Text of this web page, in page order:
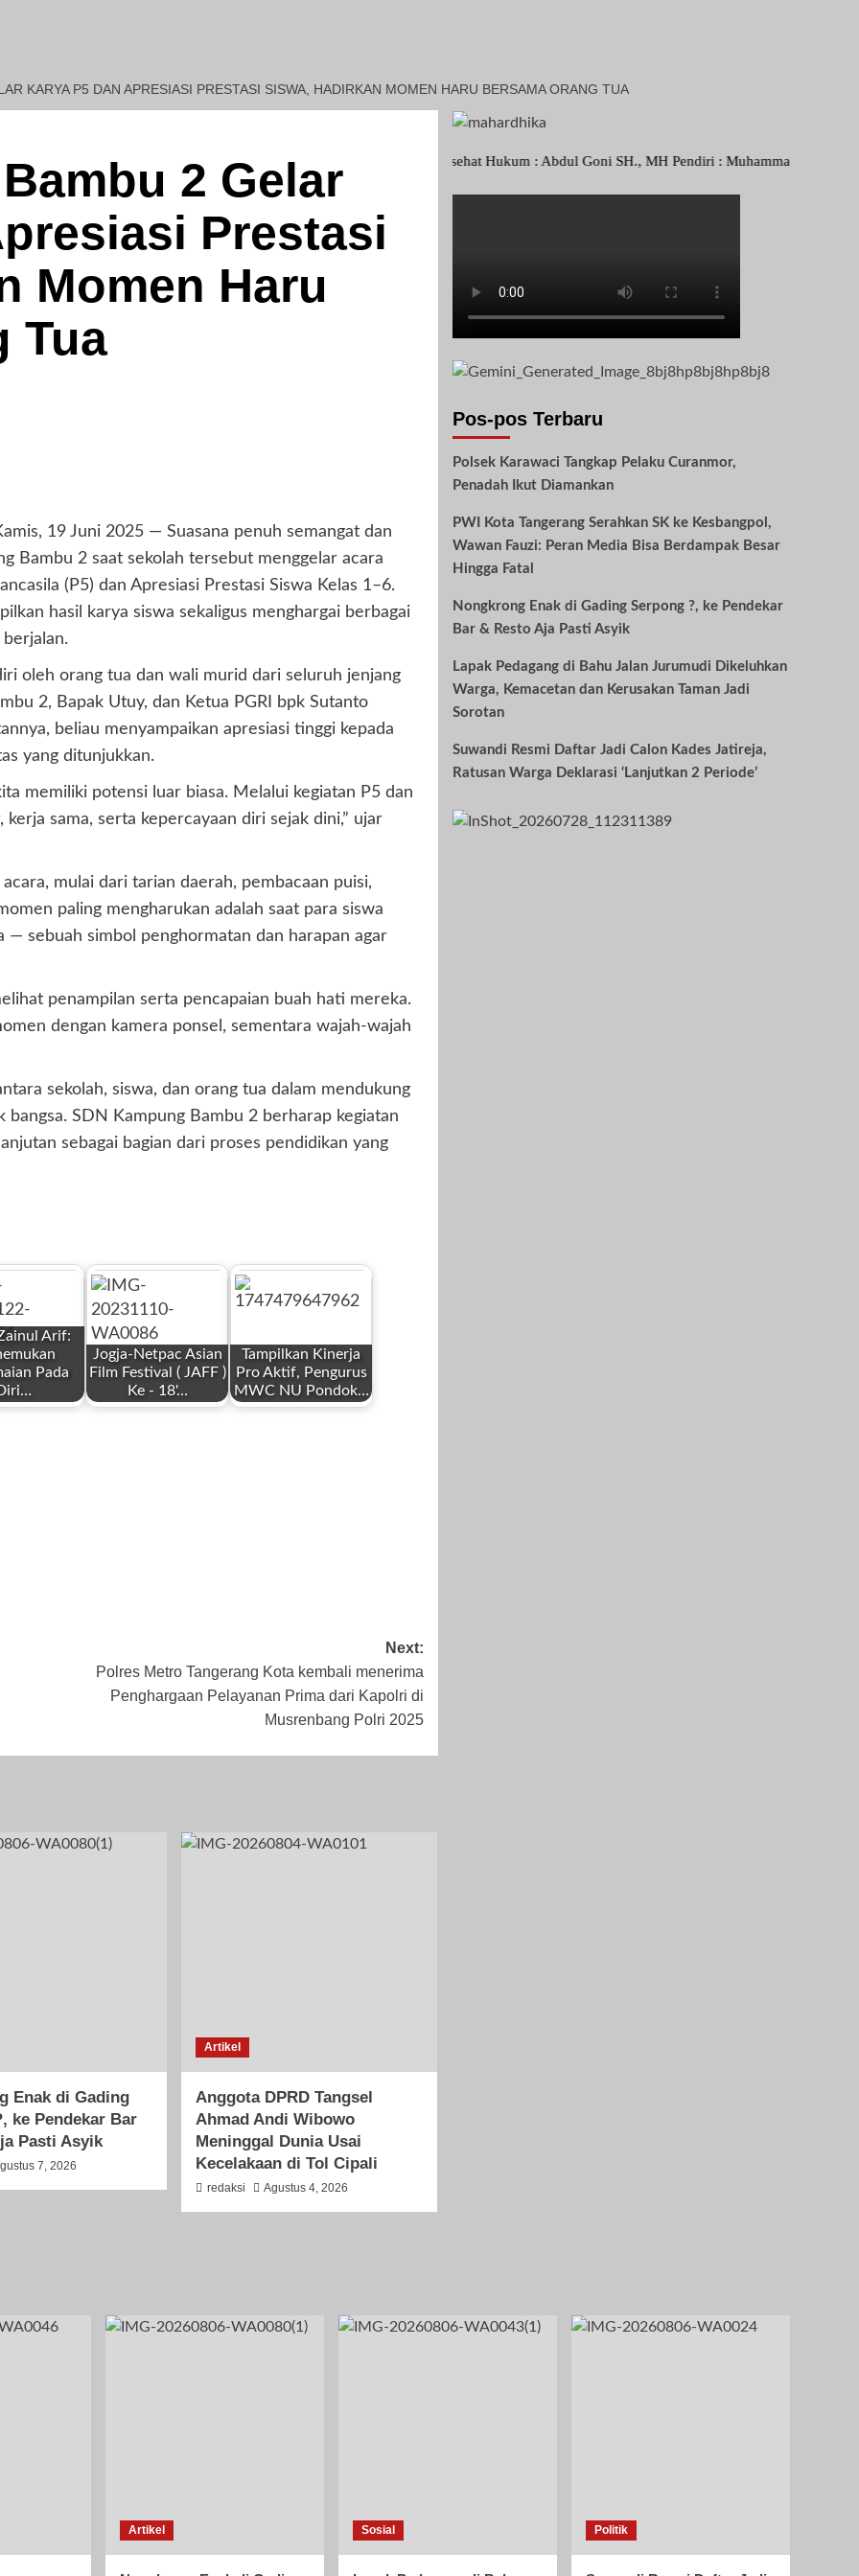
KARYA P5 DAN APRESIASI PRESTASI SISWA, HADIRKAN MOMEN HARU BERSAMA ORANG TUA
2 Gelar
Prestasi
Momen Haru
Tua
19 Juni 2025 — Suasana penuh semangat dan
Bambu 2 saat sekolah tersebut menggelar acara
(P5) dan Apresiasi Prestasi Siswa Kelas 1–6.
hasil karya siswa sekaligus menghargai berbagai
oleh orang tua dan wali murid dari seluruh jenjang
2, Bapak Utuy, dan Ketua PGRI bpk Sutanto
beliau menyampaikan apresiasi tinggi kepada
yang ditunjukkan.
memiliki potensi luar biasa. Melalui kegiatan P5 dan
sama, serta kepercayaan diri sejak dini,” ujar
mulai dari tarian daerah, pembacaan puisi,
paling mengharukan adalah saat para siswa
sebuah simbol penghormatan dan harapan agar
penampilan serta pencapaian buah hati mereka.
dengan kamera ponsel, sementara wajah-wajah
sekolah, siswa, dan orang tua dalam mendukung
SDN Kampung Bambu 2 berharap kegiatan
sebagai bagian dari proses pendidikan yang
Arif:
Pada
Jogja-Netpac Asian
Film Festival ( JAFF )
Ke - 18'…
Tampilkan Kinerja
Pro Aktif, Pengurus
MWC NU Pondok…
Next:
Polres Metro Tangerang Kota kembali menerima
Penghargaan Pelayanan Prima dari Kapolri di
Musrenbang Polri 2025
Enak di Gading
ke Pendekar Bar
Pasti Asyik
7, 2026
Artikel
Anggota DPRD Tangsel
Ahmad Andi Wibowo
Meninggal Dunia Usai
Kecelakaan di Tol Cipali
redaksi Agustus 4, 2026
REDAKSI : Penasehat Hukum : Abdul Goni SH., MH Pendiri : Muhammad Irfansyah,
Pos-pos Terbaru
Polsek Karawaci Tangkap Pelaku Curanmor,
Penadah Ikut Diamankan
PWI Kota Tangerang Serahkan SK ke Kesbangpol,
Wawan Fauzi: Peran Media Bisa Berdampak Besar
Hingga Fatal
Nongkrong Enak di Gading Serpong ?, ke Pendekar
Bar & Resto Aja Pasti Asyik
Lapak Pedagang di Bahu Jalan Jurumudi Dikeluhkan
Warga, Kemacetan dan Kerusakan Taman Jadi
Sorotan
Suwandi Resmi Daftar Jadi Calon Kades Jatireja,
Ratusan Warga Deklarasi ‘Lanjutkan 2 Periode’
Artikel Sosial Politik